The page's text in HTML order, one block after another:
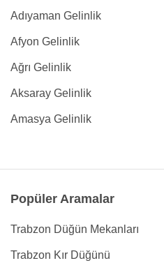
Adıyaman Gelinlik
Afyon Gelinlik
Ağrı Gelinlik
Aksaray Gelinlik
Amasya Gelinlik
Popüler Aramalar
Trabzon Düğün Mekanları
Trabzon Kır Düğünü